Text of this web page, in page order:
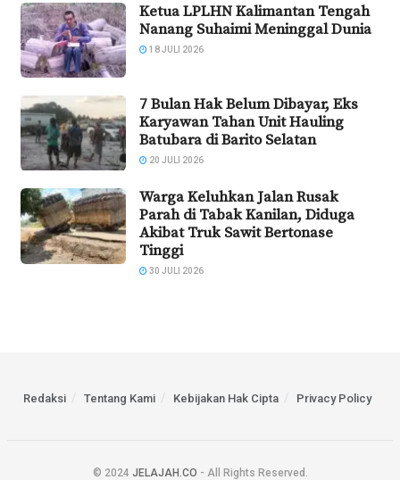
Ketua LPLHN Kalimantan Tengah
Nanang Suhaimi Meninggal Dunia
18 JULI 2026
7 Bulan Hak Belum Dibayar, Eks
Karyawan Tahan Unit Hauling
Batubara di Barito Selatan
20 JULI 2026
Warga Keluhkan Jalan Rusak
Parah di Tabak Kanilan, Diduga
Akibat Truk Sawit Bertonase
Tinggi
30 JULI 2026
Redaksi Tentang Kami Kebijakan Hak Cipta Privacy Policy
© 2024 JELAJAH.CO - All Rights Reserved.